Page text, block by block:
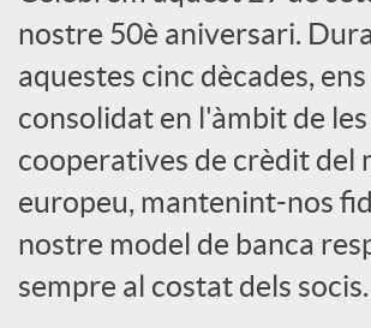
S
o
c
i
nostre 50è aniversari.
aquestes cinc dècades,
consolidat en l'àmbit de les
cooperatives de crèdit del
europeu, mantenint-nos
nostre model de banca
sempre al costat dels socis.